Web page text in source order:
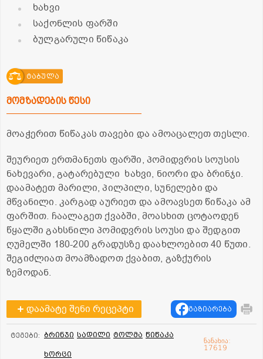
ხახვი
საქონლის ფარში
ბულგარული წიწაკა
ტაბულა
მომზადების წესი
მოაჭერით წიწაკას თავები და ამოაცალეთ თესლი.
შეურიეთ ერთმანეთს ფარში, პომიდვრის სოუსის
ნახევარი, გატარებული ხახვი, ნიორი და ბრინჯი.
დაამატეთ მარილი, პილპილი, სუნელები და
მწვანილი. კარგად აურიეთ და ამოავსეთ წიწაკა ამ
ფარშით. ჩაალაგეთ ქვაბში, მოასხით ცოტაოდენ
წყალში გახსნილი პომიდვრის სოუსი და შედგით
ღუმელში 180-200 გრადუსზე დაახლოებით 40 წუთი.
შეგიძლიათ მოამზადოთ ქვაბით, გაზქურის
ზემოდან.
დაამატე შენი რეცეპტი გაზიარება
ტეგები: ბრინჯი სადილი ტოლმა წიწაკა
ხორცი
ნანახია:
17619